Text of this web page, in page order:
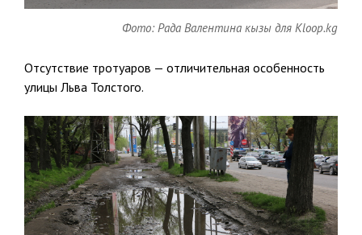
Фото: Рада Валентина кызы для Kloop.kg
Отсутствие тротуаров — отличительная особенность
улицы Льва Толстого.